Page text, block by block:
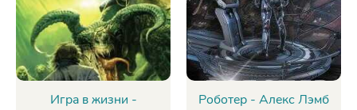
Игра в жизни -
Роботер - Алекс Лэмб